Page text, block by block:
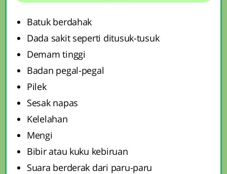
Batuk berdahak
Dada sakit seperti ditusuk-tusuk
Demam tinggi
Badan pegal-pegal
Pilek
Sesak napas
Kelelahan
Mengi
Bibir atau kuku kebiruan
Suara berderak dari paru-paru